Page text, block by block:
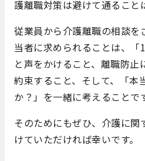
護離職対策は避けて通ること
従業員から介護離職の相談を
当者に求められることは、「
と声をかけること、離職防止
約束すること、そして、「本
か？」を一緒に考えることで
そのためにもぜひ、介護に関
けていただければ幸いです。